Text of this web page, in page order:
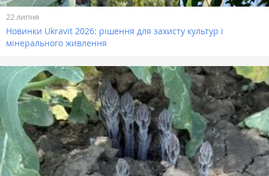
22 липня
Новинки Ukravit 2026: рішення для захисту культур і
мінерального живлення